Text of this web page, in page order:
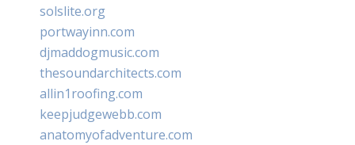
solslite.org
portwayinn.com
djmaddogmusic.com
thesoundarchitects.com
allin1roofing.com
keepjudgewebb.com
anatomyofadventure.com